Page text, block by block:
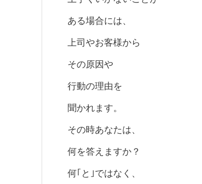
ある場合には、
上司やお客様から
その原因や
行動の理由を
聞かれます。
その時あなたは、
何を答えますか？
何｢と｣ではなく、